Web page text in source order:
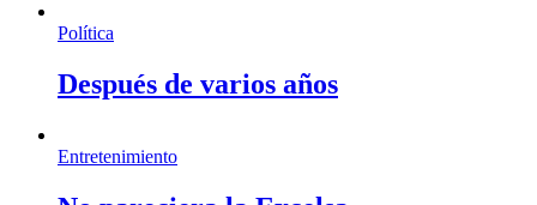
Política
Después de varios años
Entretenimiento